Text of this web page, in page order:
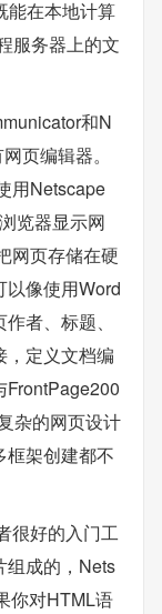
能在本地计算
服务器上的文
和N
页编辑器。
用Netscape
览器显示网
网页存储在硬
像使用Word
者、标题、
，定义文档编
杂的网页设计
框架创建都不
很好的入门工
组成的，Nets
你对HTML语